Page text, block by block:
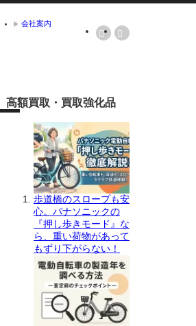
会社案内
高額買取・買取強化品
歩道橋のスロープも安
心。パナソニックの
『押し歩きモード』な
ら、重い荷物があって
もずり下がらない！